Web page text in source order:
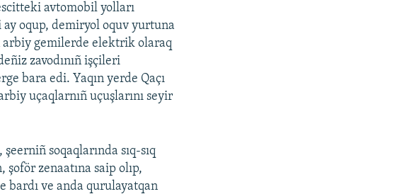
avtomobil yolları
oqup, demiryol oquv yurtuna
arbiy gemilerde elektrik olaraq
zavodınıñ işçileri
bara edi. Yaqın yerde Qaçı
uçaqlarnıñ uçuşlarını seyir
soqaqlarında sıq-sıq
zenaatına saip olıp,
bardı ve anda qurulayatqan